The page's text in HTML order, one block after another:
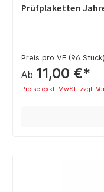
Durchschnittliche
Prüfplaketten
Preis pro VE (96 Stück)
Ab 11,00 €*
Preise exkl. MwSt. zzgl.